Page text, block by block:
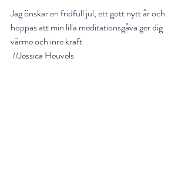
Jag önskar en fridfull jul, ett gott nytt år och
hoppas att min lilla meditationsgåva ger dig
värme och inre kraft
//Jessica Heuvels